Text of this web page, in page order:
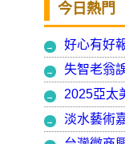
今日熱門